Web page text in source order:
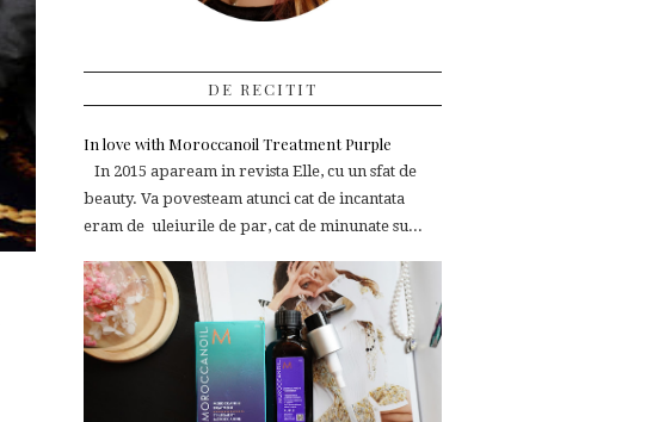
DE RECITIT
In love with Moroccanoil Treatment Purple
In 2015 apaream in revista Elle, cu un sfat de
beauty. Va povesteam atunci cat de incantata
eram de uleiurile de par, cat de minunate su...